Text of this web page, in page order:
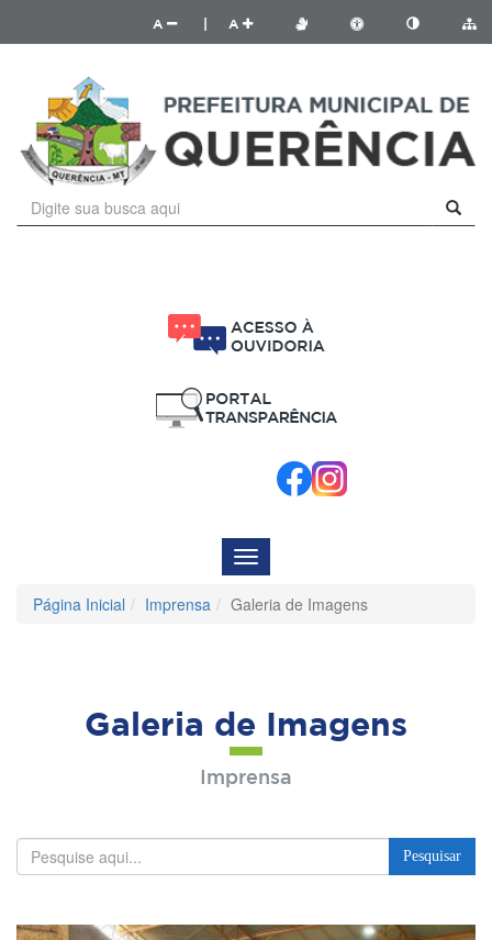
A A
Menu
de
Navegação
Página Inicial Imprensa Galeria de Imagens
Galeria de Imagens
Imprensa
Pesquisar